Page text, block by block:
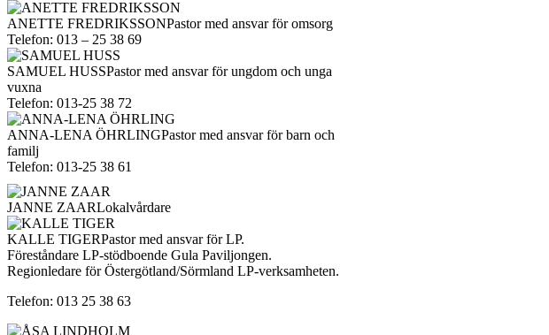
ANETTE FREDRIKSSONPastor med ansvar för omsorg
Telefon: 013 – 25 38 69
SAMUEL HUSSPastor med ansvar för ungdom och unga
vuxna
Telefon: 013-25 38 72
ANNA-LENA ÖHRLINGPastor med ansvar för barn och
familj
Telefon: 013-25 38 61
JANNE ZAARLokalvårdare
KALLE TIGERPastor med ansvar för LP.
Föreståndare LP-stödboende Gula Paviljongen.
Regionledare för Östergötland/Sörmland LP-verksamheten.
Telefon: 013 25 38 63